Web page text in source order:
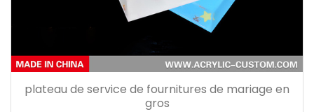
plateau de service de fournitures de mariage en
gros